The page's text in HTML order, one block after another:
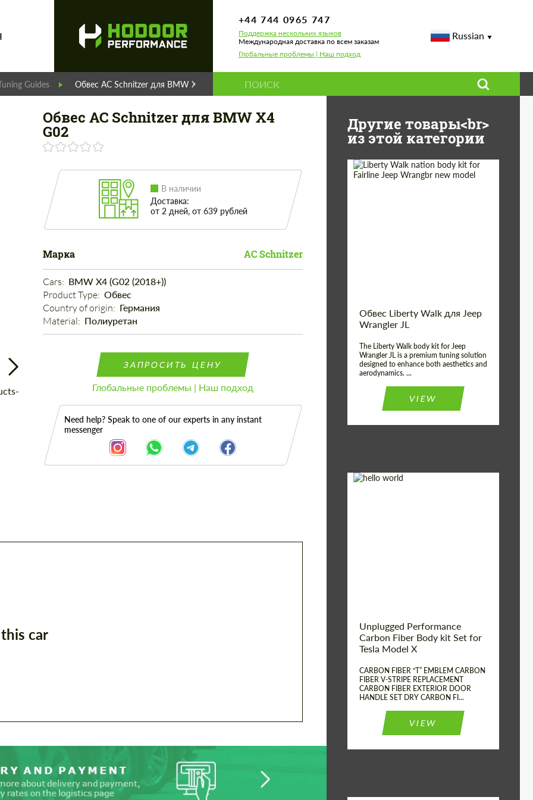
+44 744 0965 747
Поддержка нескольких языков
Международная доставка по всем заказам
Глобальные проблемы | Наш подход
Russian
Guides Обвес AC Schnitzer для BMW X4 G02
Обвес AC Schnitzer для BMW X4
G02
В наличии
Доставка:
от 2 дней, от 639 рублей
Марка AC Schnitzer
Cars: BMW X4 (G02 (2018+))
Product Type: Обвес
Country of origin: Германия
Material: Полиуретан
ЗАПРОСИТЬ ЦЕНУ
Глобальные проблемы | Наш подход
Need help? Speak to one of our experts in any instant
messenger
car
Другие товары<br>
из этой категории
Обвес Liberty Walk для Jeep
Wrangler JL
The Liberty Walk body kit for Jeep
Wrangler JL is a premium tuning solution
designed to enhance both aesthetics and
aerodynamics. ...
VIEW
Unplugged Performance
Carbon Fiber Body kit Set for
Tesla Model X
CARBON FIBER “T” EMBLEM CARBON
FIBER V-STRIPE REPLACEMENT
CARBON FIBER EXTERIOR DOOR
HANDLE SET DRY CARBON FI...
VIEW